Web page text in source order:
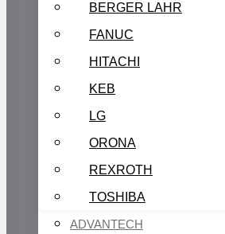
BERGER LAHR
FANUC
HITACHI
KEB
LG
ORONA
REXROTH
TOSHIBA
ADVANTECH